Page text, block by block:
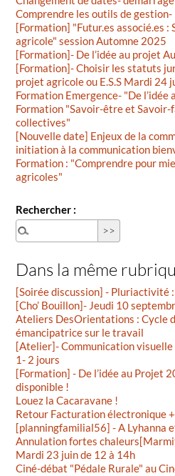
Comprendre les outils de
[Formation] "Futur.es associé.es :
agricole" session Automne 2025
[Formation]- De l’idée au projet
[Formation]- Choisir les statuts
projet agricole ou E.S.S Mardi 24
Formation Emergence- "De l’idée
Formation "Savoir-être et Savoir-
collectives"
[Nouvelle date] Enjeux de la
initiation à la communication
Formation : "Comprendre pour
agricoles"
Rechercher :
Dans la même
[Soirée discussion] - Pluriactivité
[Cho’ Bouillon]- Jeudi 10
Ateliers DesOrientations : Cycle
émancipatrice sur le travail
[Atelier]- Communication
1- 2 jours
[Formation] - De l’idée au Projet
disponible !
Louez la Cacaravane !
Retour Facturation électronique
[planningfamilial56] - A Lyhanna
Annulation fortes
Mardi 23 juin de 12 à 14h
Ciné-débat "Pédale Rurale" au